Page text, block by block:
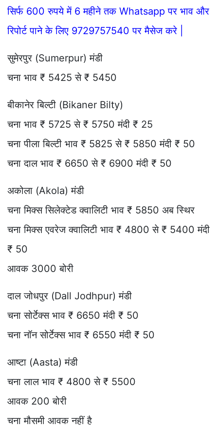
सिर्फ 600 रुपये में 6 महीने तक Whatsapp पर भाव और
रिपोर्ट पाने के लिए 9729757540 पर मैसेज करे |
सुमेरपुर (Sumerpur) मंडी
चना भाव ₹ 5425 से ₹ 5450
बीकानेर बिल्टी (Bikaner Bilty)
चना भाव ₹ 5725 से ₹ 5750 मंदी ₹ 25
चना पीला बिल्टी भाव ₹ 5825 से ₹ 5850 मंदी ₹ 50
चना दाल भाव ₹ 6650 से ₹ 6900 मंदी ₹ 50
अकोला (Akola) मंडी
चना मिक्स सिलेक्टेड क्वालिटी भाव ₹ 5850 अब स्थिर
चना मिक्स एवरेज क्वालिटी भाव ₹ 4800 से ₹ 5400 मंदी
₹ 50
आवक 3000 बोरी
दाल जोधपुर (Dall Jodhpur) मंडी
चना सोर्टेक्स भाव ₹ 6650 मंदी ₹ 50
चना नॉन सोर्टेक्स भाव ₹ 6550 मंदी ₹ 50
आष्टा (Aasta) मंडी
चना लाल भाव ₹ 4800 से ₹ 5500
आवक 200 बोरी
चना मौसमी आवक नहीं है